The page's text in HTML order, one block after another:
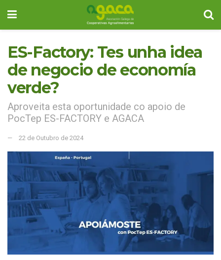
ES-Factory: Tes unha idea
de negocio de economía
verde?
Aproveita esta oportunidade co apoio de
PocTep ES-FACTORY e AGACA
22 de Outubro de 2024